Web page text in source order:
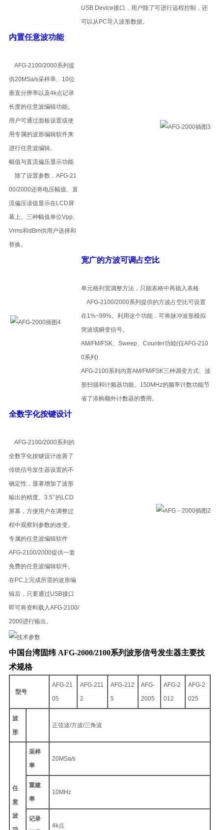
USB Device接口，用户除了可进行远程控制，还
可以从PC导入波形数据。
内置任意波功能
AFG-2100/2000系列提
供20MSa/s采样率、10位
垂直分辨率以及4k点记录
长度的任意波编辑功能。
用户可通过面板设置或使
用专属的波形编辑软件来
进行任意波编辑。
幅值与直流偏压显示功能
除了设置参数，AFG-21
00/2000还将电压幅值、直
流偏压读值显示在LCD屏
幕上。三种幅值单位Vpp、
Vrms和dBm供用户选择和
替换。
宽广的方波可调占空比
单元格列宽调整方法，只能表格中再插入表格
AFG-2100/2000系列提供的方波占空比可设置
在1%~99%。利用这个功能，可将脉冲波形模拟
突波或瞬变信号。
AM/FM/FSK、Sweep、Counter功能(仅AFG-210
0系列)
AFG-2100系列内置AM/FM/FSK三种调变方式、波
形扫描和计频器功能。150MHz的频率计数功能节
省了添购额外计数器的费用。
全数字化按键设计
AFG-2100/2000系列的
全数字化按键设计改善了
传统信号发生器设置的不
确定性，显著增加了波形
输出的精度。3.5’’的LCD
屏幕，方便用户在调整过
程中观察到参数的改变。
专属的任意波编辑软件
AFG-2100/2000提供一套
免费的任意波编辑软件。
在PC上完成所需的波形编
辑后，只要通过USB接口
即可将资料载入AFG-2100/
2000进行输出。
中国台湾固纬 AFG-2000/2100系列波形信号发生器​主要技
术规格
型号
AFG-21
05
AFG-211
2
AFG-212
5
AFG-
2005
AFG-2
012
AFG-2
025
波
形
正弦波/方波/三角波
任
意
波
采样
率
20MSa/s
重建
率
10MHz
记录
4k点